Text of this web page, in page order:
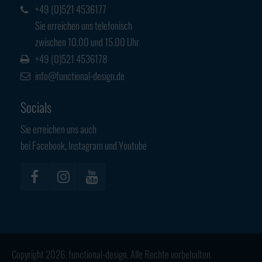
+49 (0)521 4536177
Sie erreichen uns telefonisch
zwischen 10.00 und 15.00 Uhr
+49 (0)521 4536178
info@functional-design.de
Socials
Sie erreichen uns auch
bei Facebook, Instagram und Youtube
Copyright 2026. functional-design. Alle Rechte vorbehalten.